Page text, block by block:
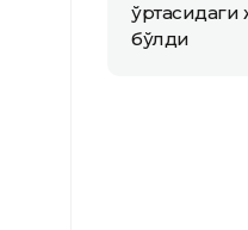
бўлди